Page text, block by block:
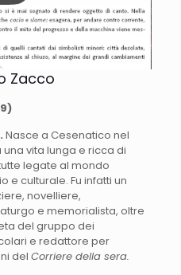
Zacco
Nasce a Cesenatico nel
una vita lunga e ricca di
legate al mondo
e culturale. Fu infatti un
novelliere,
e memorialista, oltre
del gruppo dei
e redattore per
del Corriere della sera.